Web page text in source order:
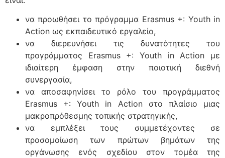
να προωθήσει το πρόγραμμα Erasmus +: Youth in
Action ως εκπαιδευτικό εργαλείο,
να διερευνήσει τις δυνατότητες του
προγράμματος Erasmus +: Youth in Action με
ιδιαίτερη έμφαση στην ποιοτική διεθνή
συνεργασία,
να αποσαφηνίσει το ρόλο του προγράμματος
Erasmus +: Youth in Action στο πλαίσιο μιας
μακροπρόθεσμης τοπικής στρατηγικής,
να εμπλέξει τους συμμετέχοντες σε
προσομοίωση των πρώτων βημάτων της
οργάνωσης ενός σχεδίου στον τομέα της